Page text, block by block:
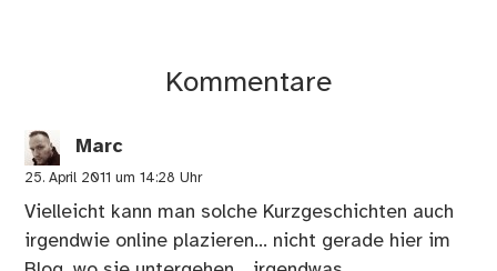
Kommentare
Marc
25. April 2011 um 14:28 Uhr
Vielleicht kann man solche Kurzgeschichten auch
irgendwie online plazieren… nicht gerade hier im